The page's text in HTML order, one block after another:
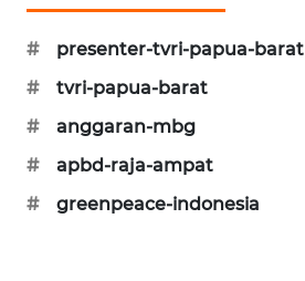
#
presenter-tvri-papua-barat
#
tvri-papua-barat
#
anggaran-mbg
#
apbd-raja-ampat
#
greenpeace-indonesia
AKHLAK
PERAPKI
NEWS
SONYA